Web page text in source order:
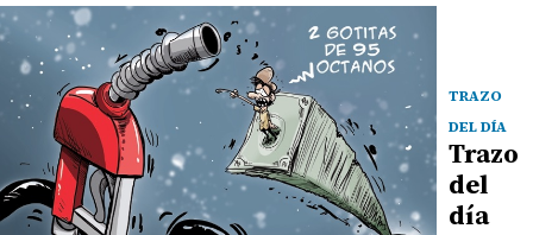
TRAZO
DEL DÍA
Trazo
del
día